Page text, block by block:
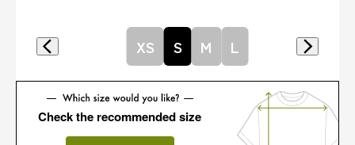
XS S M L
Check the recommended size